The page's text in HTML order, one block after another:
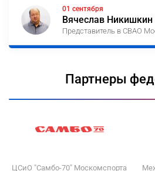
01 сентября
Вячеслав Никишкин
Представитель в СВАО
Партнеры
ЦСиО "Самбо-70" Москомспорта